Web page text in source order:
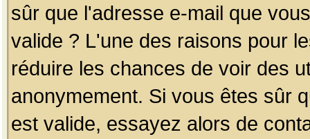
sûr que l'adresse e-mail que
valide ? L'une des raisons pour
réduire les chances de voir des
anonymement. Si vous êtes sûr
est valide, essayez alors de